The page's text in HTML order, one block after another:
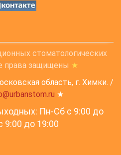
стоматологических
права защищены ★
область, г. Химки. /
★
Пн-Сб с 9:00 до
9:00 до 19:00